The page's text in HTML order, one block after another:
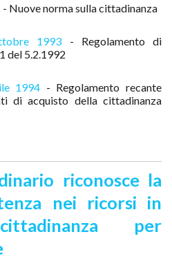
- Nuove norma sulla cittadinanza
1993 - Regolamento di
del 5.2.1992
1994 - Regolamento recante
di acquisto della cittadinanza
riconosce la
nei ricorsi in
per